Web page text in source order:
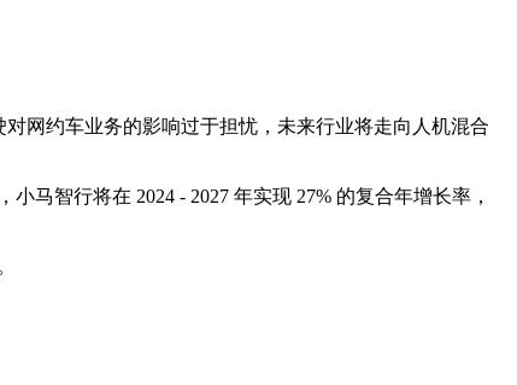
网约车业务的影响过于担忧，未来行业将走向人机混合
马智行将在 2024 - 2027 年实现 27% 的复合年增长率 ，